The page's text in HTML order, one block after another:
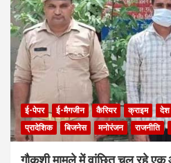
ई-पेपर ई-मैगजीन कैरियर क्राइम देश
प्रादेशिक
बिजनेस मनोरंजन राजनीति
गौकशी मामले में वांछित चल रहे एक